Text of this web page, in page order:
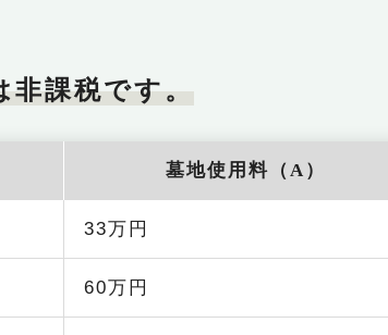
非課税です。
墓地使用料（A）
33万円
60万円